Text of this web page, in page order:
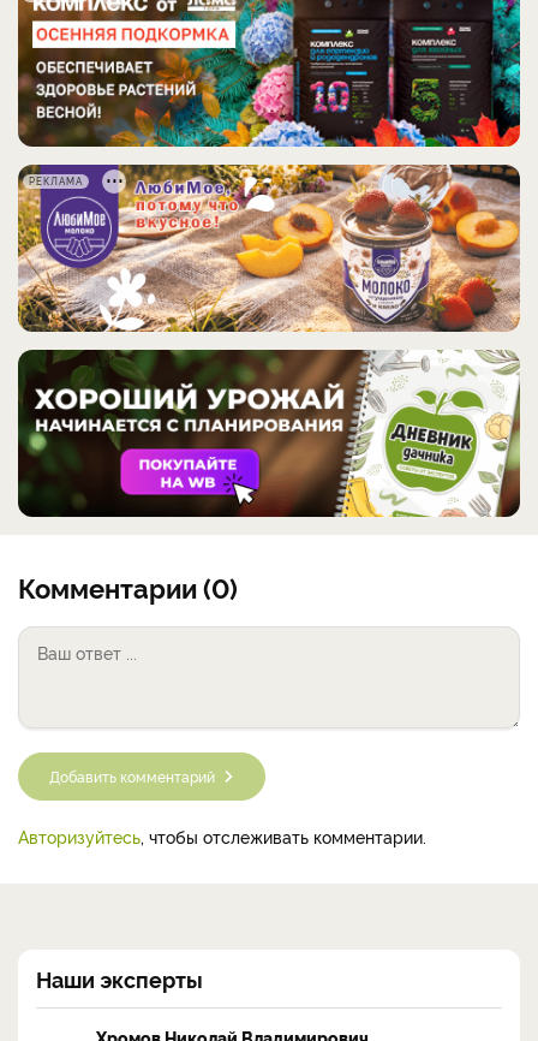
РЕКЛАМА
Комментарии (0)
Добавить комментарий
Авторизуйтесь, чтобы отслеживать комментарии.
Наши эксперты